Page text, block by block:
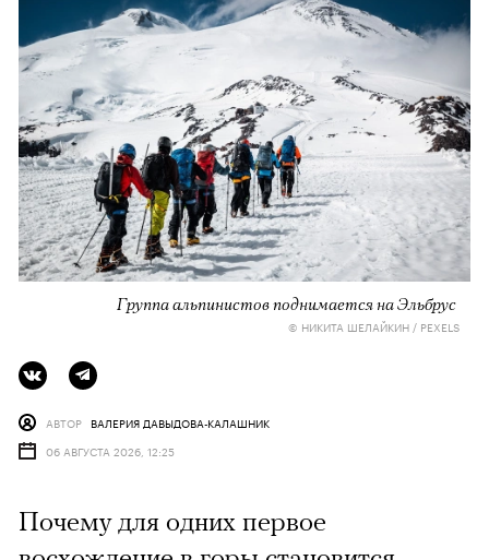
Группа альпинистов поднимается на Эльбрус
© НИКИТА ШЕЛАЙКИН / PEXELS
АВТОР ВАЛЕРИЯ ДАВЫДОВА-КАЛАШНИК
06 АВГУСТА 2026, 12:25
Почему для одних первое